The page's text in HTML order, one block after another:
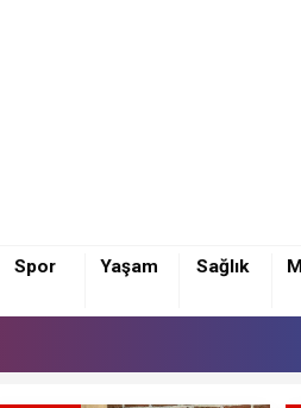
Spor Yaşam Sağlık